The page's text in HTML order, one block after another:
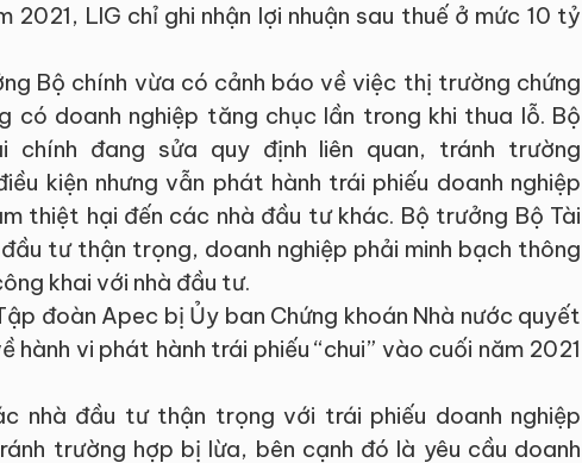
2021, LIG chỉ ghi nhận lợi nhuận sau thuế ở mức 10 tỷ
Bộ chính vừa có cảnh báo về việc thị trường chứng
có doanh nghiệp tăng chục lần trong khi thua lỗ. Bộ
chính đang sửa quy định liên quan, tránh trường
kiện nhưng vẫn phát hành trái phiếu doanh nghiệp
thiệt hại đến các nhà đầu tư khác. Bộ trưởng Bộ Tài
tư thận trọng, doanh nghiệp phải minh bạch thông
khai với nhà đầu tư.
đoàn Apec bị Ủy ban Chứng khoán Nhà nước quyết
vi phát hành trái phiếu “chui” vào cuối năm 2021
nhà đầu tư thận trọng với trái phiếu doanh nghiệp
trường hợp bị lừa, bên cạnh đó là yêu cầu doanh